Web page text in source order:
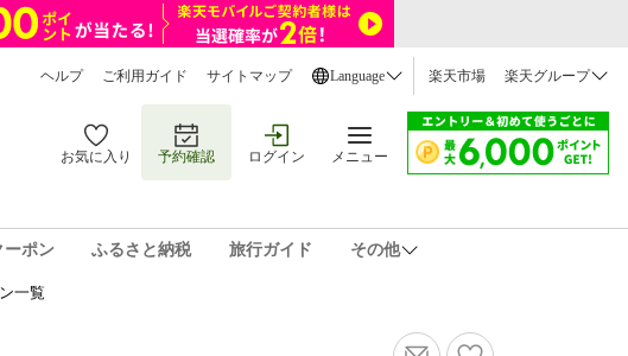
ヘルプ ご利用ガイド サイトマップ Language 楽天市場 楽天グループ
お気に入り 予約確認 ログイン メニュー
ーポン ふるさと納税 旅行ガイド その他
一覧